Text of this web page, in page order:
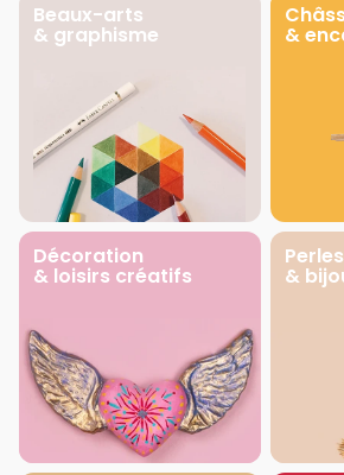
Beaux-arts
& graphisme &
Décoration
& loisirs créatifs
Perles
&